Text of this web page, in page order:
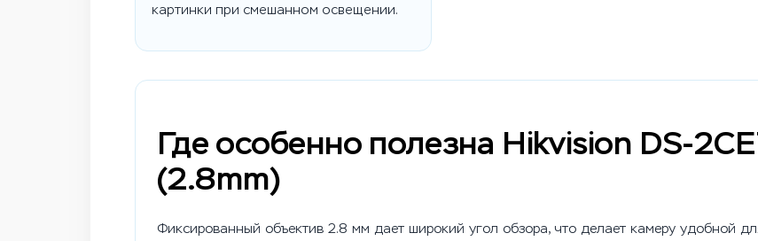
картинки при смешанном освещении.
Где особенно полезна Hikvision DS-
(2.8mm)
Фиксированный объектив 2.8 мм дает широкий угол обзора, что делает камеру удобной